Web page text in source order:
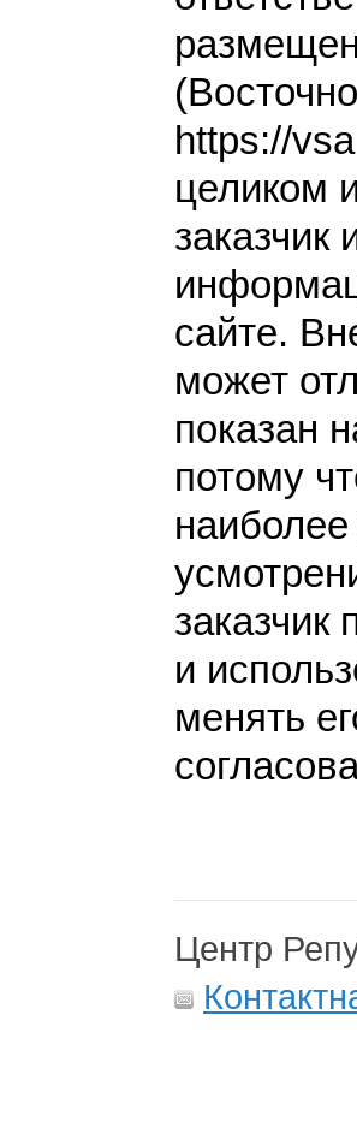
https://
целиком
заказчик
сайте.
может
показан
потому
заказчик
и
менять
Центр